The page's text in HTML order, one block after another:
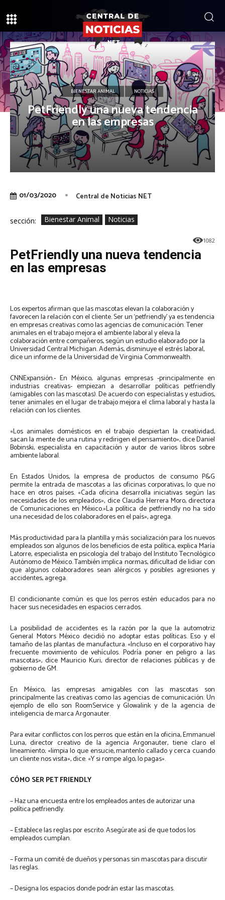
BIENESTAR ANIMAL NOTICIAS
PetFriendly una nueva tendencia
en las empresas
01/03/2020 Central de Noticias NET
sección: Bienestar Animal Noticias
1082
PetFriendly una nueva tendencia
en las empresas
Los expertos afirman que las mascotas elevan la colaboración y
favorecen la relación con el cliente. Ser un ‘petfriendly’ ya es tendencia
en empresas creativas como las agencias de comunicación. Tener
animales en el trabajo mejora el ambiente laboral y eleva la
colaboración entre compañeros, según un estudio elaborado por la
Universidad Central Michigan. Además, disminuye el estrés laboral,
dice un informe de la Universidad de Virginia Commonwealth.
CNNExpansión.- En México, algunas empresas -principalmente en
industrias creativas- empiezan a desarrollar políticas petfriendly
(amigables con las mascotas). De acuerdo con especialistas y estudios,
tener animales en el lugar de trabajo mejora el clima laboral y hasta la
relación con los clientes.
«Los animales domésticos en el trabajo despiertan la creatividad,
sacan la mente de una rutina y redirigen el pensamiento», dice Daniel
Bobinski, especialista en capacitación y autor de varios libros sobre
ambiente laboral.
En Estados Unidos, la empresa de productos de consumo P&G
permite la entrada de mascotas a las oficinas corporativas, lo que no
hace en otros países. «Cada oficina desarrolla iniciativas según las
necesidades de los empleados», dice Claudia Herrera Moro, directora
de Comunicaciones en México.»La política de petfriendly no ha sido
una necesidad de los colaboradores en el país», agrega.
Más productividad para la plantilla y más socialización para los nuevos
empleados son algunos de los beneficios de esta política, explica María
Latorre, especialista en psicología del trabajo del Instituto Tecnológico
Autónomo de México. También implica normas, dificultad de lidiar con
que algunos colaboradores sean alérgicos y posibles agresiones y
accidentes, agrega.
El condicionante común es que los perros estén educados para no
hacer sus necesidades en espacios cerrados.
La posibilidad de accidentes es la razón por la que la automotriz
General Motors México decidió no adoptar estas políticas. Eso y el
tamaño de las plantas de manufactura. «Incluso en el corporativo hay
frecuente movimiento de vehículos. Podría poner en peligro a las
mascotas», dice Mauricio Kuri, director de relaciones públicas y de
gobierno de GM.
En México, las empresas amigables con las mascotas son
principalmente las creativas como las agencias de comunicación. Un
ejemplo de ello son RoomService y Glowalink y de la agencia de
inteligencia de marca Argonauter.
Para evitar conflictos con los perros que están en la oficina, Emmanuel
Luna, director creativo de la agencia Argonauter, tiene claro el
lineamiento; «limpia lo que ensucie, mantenlo callado y cerca cuando
un cliente nos visita», dice. «Y si rompe algo, lo pagas».
CÓMO SER PET FRIENDLY
– Haz una encuesta entre los empleados antes de autorizar una
política petfriendly.
– Establece las reglas por escrito. Asegúrate así de que todos los
empleados cumplan.
– Forma un comité de dueños y personas sin mascotas para discutir
las reglas.
– Designa los espacios donde podrán estar las mascotas.